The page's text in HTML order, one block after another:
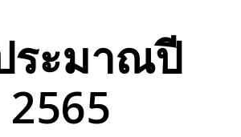
ระมาณปี
2565